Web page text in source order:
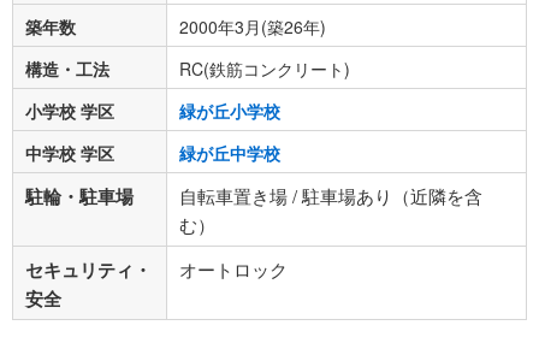
築年数
2000年3月(築26年)
構造・工法
RC(鉄筋コンクリート)
小学校 学区
緑が丘小学校
中学校 学区
緑が丘中学校
駐輪・駐車場
自転車置き場 / 駐車場あり（近隣を含
む）
セキュリティ・
安全
オートロック